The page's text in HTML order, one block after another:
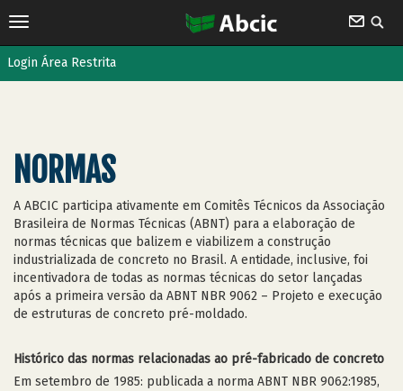
Login Área Restrita
NORMAS
A ABCIC participa ativamente em Comitês Técnicos da Associação
Brasileira de Normas Técnicas (ABNT) para a elaboração de
normas técnicas que balizem e viabilizem a construção
industrializada de concreto no Brasil. A entidade, inclusive, foi
incentivadora de todas as normas técnicas do setor lançadas
após a primeira versão da ABNT NBR 9062 – Projeto e execução
de estruturas de concreto pré-moldado.
Histórico das normas relacionadas ao pré-fabricado de concreto
Em setembro de 1985: publicada a norma ABNT NBR 9062:1985,